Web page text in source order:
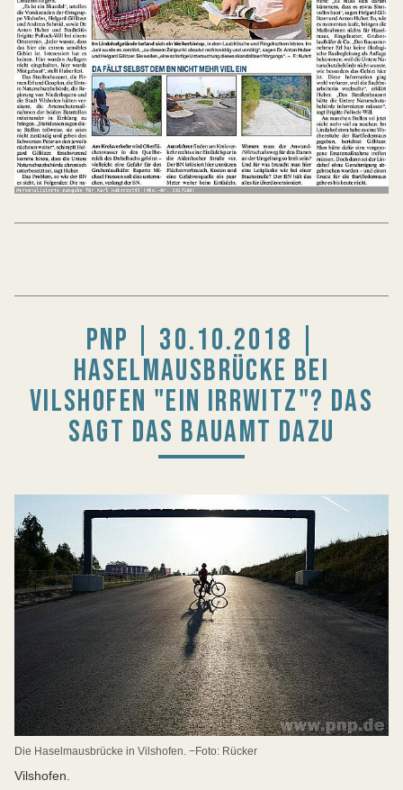
PNP | 30.10.2018 |
HASELMAUSBRÜCKE BEI
VILSHOFEN "EIN IRRWITZ"? DAS
SAGT DAS BAUAMT DAZU
Die Haselmausbrücke in Vilshofen. −Foto: Rücker
Vilshofen.